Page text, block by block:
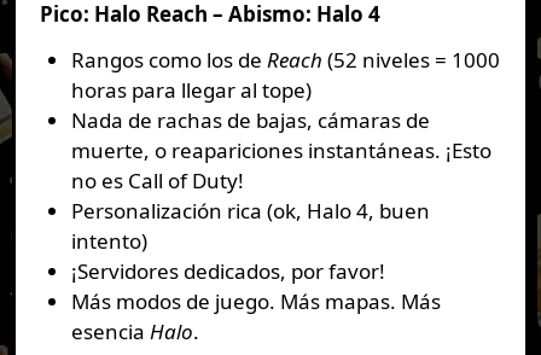
Pico: Halo Reach – Abismo: Halo 4
Rangos como los de Reach (52 niveles = 1000
horas para llegar al tope)
Nada de rachas de bajas, cámaras de
muerte, o reapariciones instantáneas. ¡Esto
no es Call of Duty!
Personalización rica (ok, Halo 4, buen
intento)
¡Servidores dedicados, por favor!
Más modos de juego. Más mapas. Más
esencia Halo.